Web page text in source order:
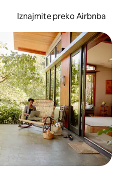
Iznajmite preko Airbnba